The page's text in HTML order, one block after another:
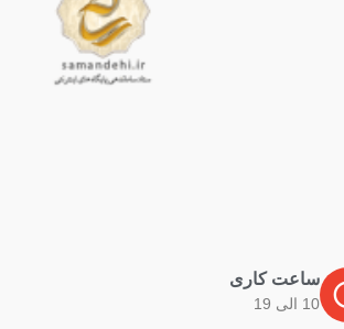
ساعت کاری
10 الی 19